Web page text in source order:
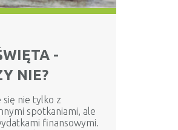
-
NIE?
się nie tylko z
spotkaniami, ale
finansowymi.